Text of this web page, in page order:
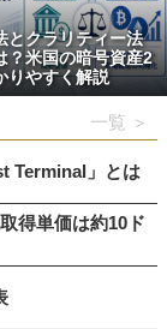
とクラリティー法
？米国の暗号資産2
りやすく解説
一覧 ＞
Terminal」とは
得単価は約10ド